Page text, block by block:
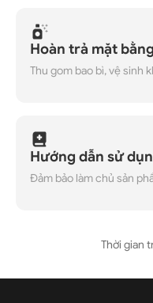
Hoàn trả mặt bằng
Thu gom bao bì, vệ sinh
Hướng dẫn sử
Đảm bảo làm chủ sản
Thời gian